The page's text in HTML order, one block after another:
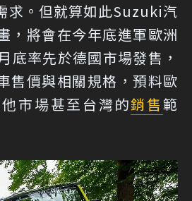
求。但就算如此Suzuki汽
，將會在今年底進軍歐洲
底率先於德國市場發售，
售價與相關規格，預料歐
市場甚至台灣的銷售範